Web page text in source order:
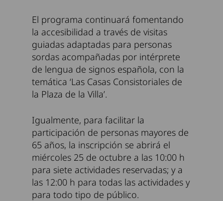
El programa continuará fomentando
la accesibilidad a través de visitas
guiadas adaptadas para personas
sordas acompañadas por intérprete
de lengua de signos española, con la
temática ‘Las Casas Consistoriales de
la Plaza de la Villa’.
Igualmente, para facilitar la
participación de personas mayores de
65 años, la inscripción se abrirá el
miércoles 25 de octubre a las 10:00 h
para siete actividades reservadas; y a
las 12:00 h para todas las actividades y
para todo tipo de público.